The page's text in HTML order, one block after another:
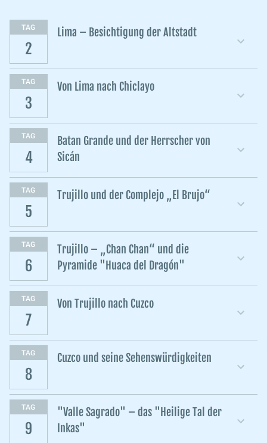
TAG
2
Lima – Besichtigung der Altstadt
TAG
3
Von Lima nach Chiclayo
TAG
4
Batan Grande und der Herrscher von
Sicán
TAG
5
Trujillo und der Complejo „El Brujo“
TAG
6
Trujillo – „Chan Chan“ und die
Pyramide "Huaca del Dragón"
TAG
7
Von Trujillo nach Cuzco
TAG
8
Cuzco und seine Sehenswürdigkeiten
TAG
9
"Valle Sagrado" – das "Heilige Tal der
Inkas"